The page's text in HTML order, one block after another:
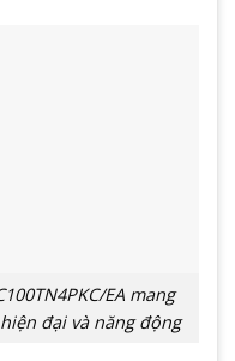
EA mang
đại và năng động